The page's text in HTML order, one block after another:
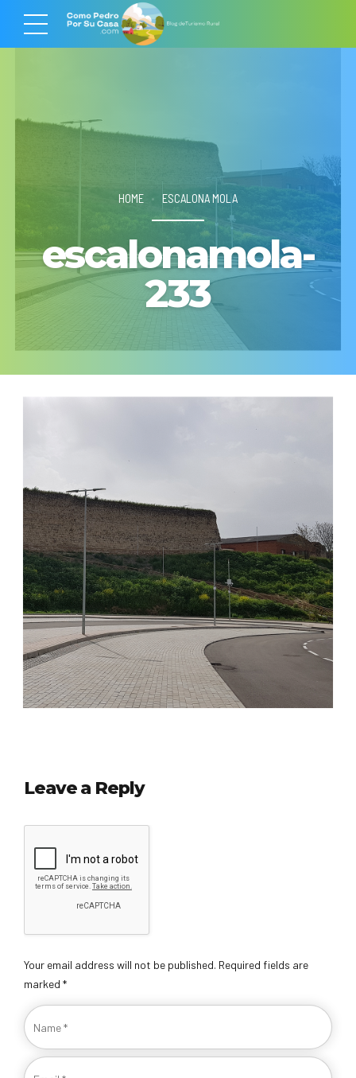
HOME ESCALONA MOLA
escalonamola-
233
Leave a Reply
Your email address will not be published. Required fields are
marked *